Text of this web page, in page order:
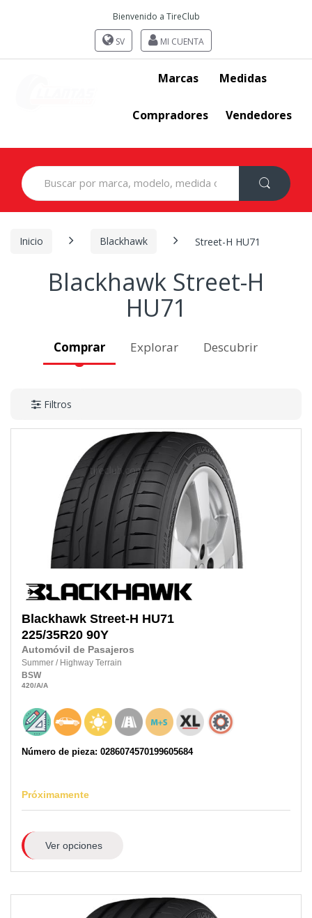
Bienvenido a TireClub
SV MI CUENTA
Marcas Medidas
Compradores Vendedores
Search
for:
Inicio Blackhawk Street-H HU71
Blackhawk Street-H
HU71
Comprar Explorar Descubrir
Filtros
Blackhawk Street-H HU71
225/35R20 90Y
Automóvil de Pasajeros
Summer / Highway Terrain
BSW
420/A/A
Número de pieza: 0286074570199605684
Próximamente
Ver opciones